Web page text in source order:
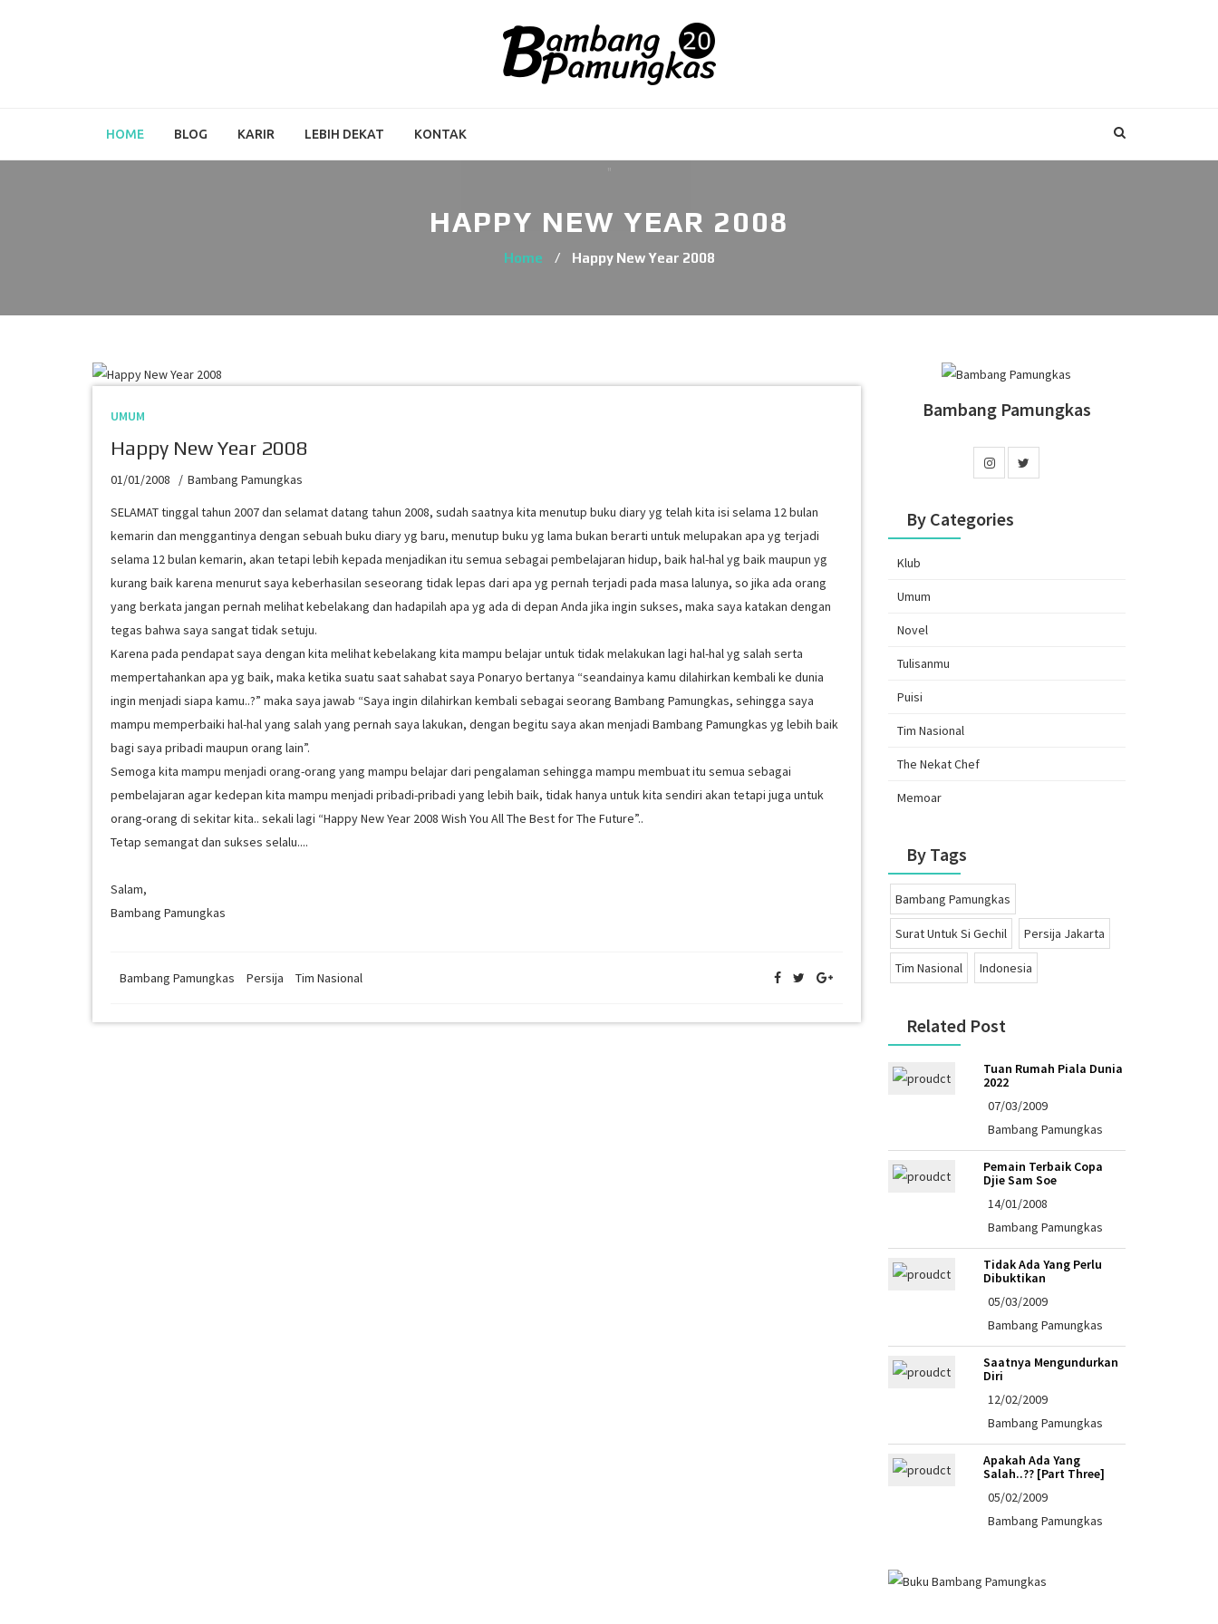
HOME BLOG KARIR LEBIH DEKAT KONTAK
HAPPY NEW YEAR 2008
Home / Happy New Year 2008
UMUM
Happy New Year 2008
01/01/2008
Bambang Pamungkas
SELAMAT tinggal tahun 2007 dan selamat datang tahun 2008, sudah saatnya kita menutup buku diary yg telah kita isi selama 12 bulan
kemarin dan menggantinya dengan sebuah buku diary yg baru, menutup buku yg lama bukan berarti untuk melupakan apa yg terjadi
selama 12 bulan kemarin, akan tetapi lebih kepada menjadikan itu semua sebagai pembelajaran hidup, baik hal-hal yg baik maupun yg
kurang baik karena menurut saya keberhasilan seseorang tidak lepas dari apa yg pernah terjadi pada masa lalunya, so jika ada orang
yang berkata jangan pernah melihat kebelakang dan hadapilah apa yg ada di depan Anda jika ingin sukses, maka saya katakan dengan
tegas bahwa saya sangat tidak setuju.
Karena pada pendapat saya dengan kita melihat kebelakang kita mampu belajar untuk tidak melakukan lagi hal-hal yg salah serta
mempertahankan apa yg baik, maka ketika suatu saat sahabat saya Ponaryo bertanya “seandainya kamu dilahirkan kembali ke dunia
ingin menjadi siapa kamu..?” maka saya jawab “Saya ingin dilahirkan kembali sebagai seorang Bambang Pamungkas, sehingga saya
mampu memperbaiki hal-hal yang salah yang pernah saya lakukan, dengan begitu saya akan menjadi Bambang Pamungkas yg lebih baik
bagi saya pribadi maupun orang lain”.
Semoga kita mampu menjadi orang-orang yang mampu belajar dari pengalaman sehingga mampu membuat itu semua sebagai
pembelajaran agar kedepan kita mampu menjadi pribadi-pribadi yang lebih baik, tidak hanya untuk kita sendiri akan tetapi juga untuk
orang-orang di sekitar kita.. sekali lagi “Happy New Year 2008 Wish You All The Best for The Future”..
Tetap semangat dan sukses selalu....
Salam,
Bambang Pamungkas
Bambang Pamungkas Persija Tim Nasional
Bambang Pamungkas
By Categories
Klub
Umum
Novel
Tulisanmu
Puisi
Tim Nasional
The Nekat Chef
Memoar
By Tags
Bambang Pamungkas
Surat Untuk Si Gechil Persija Jakarta
Tim Nasional Indonesia
Related Post
Tuan Rumah Piala Dunia
2022
07/03/2009
Bambang Pamungkas
Pemain Terbaik Copa
Djie Sam Soe
14/01/2008
Bambang Pamungkas
Tidak Ada Yang Perlu
Dibuktikan
05/03/2009
Bambang Pamungkas
Saatnya Mengundurkan
Diri
12/02/2009
Bambang Pamungkas
Apakah Ada Yang
Salah..?? [Part Three]
05/02/2009
Bambang Pamungkas